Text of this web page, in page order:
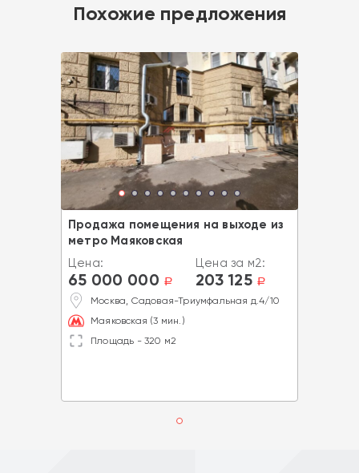
Похожие предложения
Продажа помещения на выходе из
метро Маяковская
Цена:
65 000 000 a
Цена за м2:
203 125 a
Москва, Садовая-Триумфальная д.4/10
Маяковская (3 мин.)
Площадь - 320 м2